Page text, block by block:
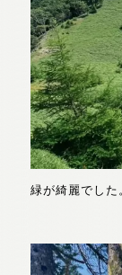
緑が綺麗でした